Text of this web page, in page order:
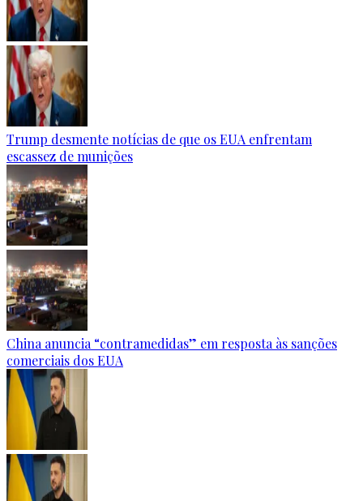
Trump desmente notícias de que os EUA enfrentam
escassez de munições
China anuncia “contramedidas” em resposta às sanções
comerciais dos EUA